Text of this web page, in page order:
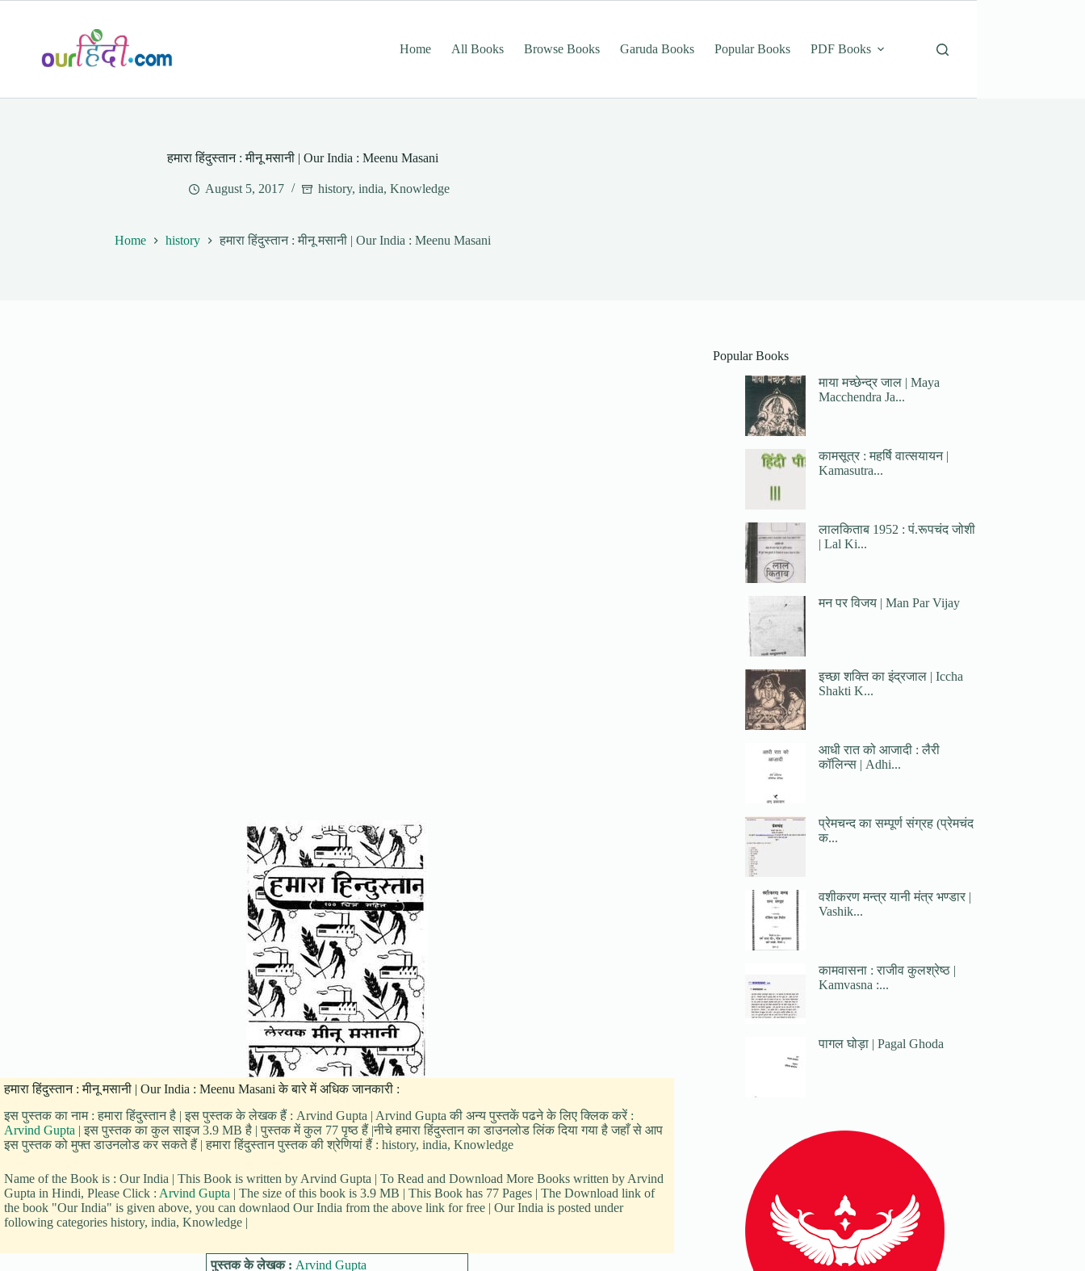
Home
All Books Browse Books Garuda Books Popular Books PDF Books
हमारा हिंदुस्तान : मीनू मसानी | Our India : Meenu Masani
August 5, 2017 history, india, Knowledge
Home history हमारा हिंदुस्तान : मीनू मसानी | Our India : Meenu Masani
हमारा हिंदुस्तान : मीनू मसानी | Our India : Meenu Masani के बारे में अधिक जानकारी :
इस पुस्तक का नाम : हमारा हिंदुस्तान है | इस पुस्तक के लेखक हैं : Arvind Gupta | Arvind Gupta की अन्य पुस्तकें पढने के लिए क्लिक करें :
Arvind Gupta | इस पुस्तक का कुल साइज 3.9 MB है | पुस्तक में कुल 77 पृष्ठ हैं |नीचे हमारा हिंदुस्तान का डाउनलोड लिंक दिया गया है जहाँ से आप
इस पुस्तक को मुफ्त डाउनलोड कर सकते हैं | हमारा हिंदुस्तान पुस्तक की श्रेणियां हैं : history, india, Knowledge
Name of the Book is : Our India | This Book is written by Arvind Gupta | To Read and Download More Books written by Arvind
Gupta in Hindi, Please Click : Arvind Gupta | The size of this book is 3.9 MB | This Book has 77 Pages | The Download link of
the book "Our India" is given above, you can downlaod Our India from the above link for free | Our India is posted under
following categories history, india, Knowledge |
पुस्तक के लेखक : Arvind Gupta
Popular Books
माया मच्छेन्द्र जाल | Maya
Macchendra Ja...
कामसूत्र : महर्षि वात्सयायन |
Kamasutra...
लालकिताब 1952 : पं.रूपचंद जोशी
| Lal Ki...
मन पर विजय | Man Par Vijay
इच्छा शक्ति का इंद्रजाल | Iccha
Shakti K...
आधी रात को आजादी : लैरी
कॉलिन्स | Adhi...
प्रेमचन्द का सम्पूर्ण संग्रह (प्रेमचंद
क...
वशीकरण मन्त्र यानी मंत्र भण्डार |
Vashik...
कामवासना : राजीव कुलश्रेष्ठ |
Kamvasna :...
पागल घोड़ा | Pagal Ghoda